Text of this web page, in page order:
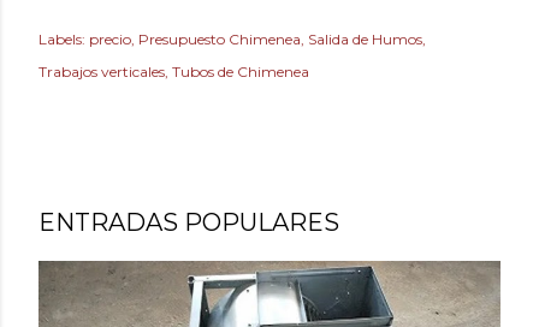
Labels: precio Presupuesto Chimenea Salida de Humos
Trabajos verticales Tubos de Chimenea
ENTRADAS POPULARES